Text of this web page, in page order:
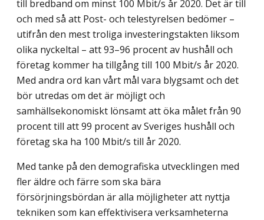
till bredband om minst 100 Mbit/s år 2020. Det är till
och med så att Post- och telestyrelsen bedömer –
utifrån den mest troliga investeringstakten liksom
olika nyckeltal – att 93–96 procent av hushåll och
företag kommer ha tillgång till 100 Mbit/s år 2020.
Med andra ord kan vårt mål vara blygsamt och det
bör utredas om det är möjligt och
samhällsekonomiskt lönsamt att öka målet från 90
procent till att 99 procent av Sveriges hushåll och
företag ska ha 100 Mbit/s till år 2020.
Med tanke på den demografiska utvecklingen med
fler äldre och färre som ska bära
försörjningsbördan är alla möjligheter att nyttja
tekniken som kan effektivisera verksamheterna